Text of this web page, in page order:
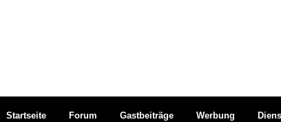
Startseite Forum Gastbeiträge Werbung